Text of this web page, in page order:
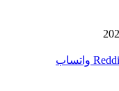
واتساب